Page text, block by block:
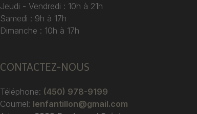
Jeudi - Vendredi : 10h à 21h
Samedi : 9h à 17h
Dimanche : 10h à 17h
CONTACTEZ-NOUS
Téléphone: (450) 978-9199
Courriel: lenfantillon@gmail.com